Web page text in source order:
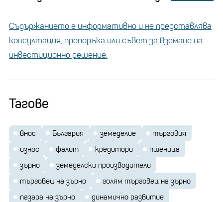
Съдържанието е информативно и не представлява
консултация, препоръка или съвет за вземане на
инвестиционно решение.
Тагове
внос България земеделие
търговия
износ
фалит кредитори
пшеница
зърно
земеделски производители
търговец на зърно
голям търговец на зърно
пазара на зърно
динамично развитие